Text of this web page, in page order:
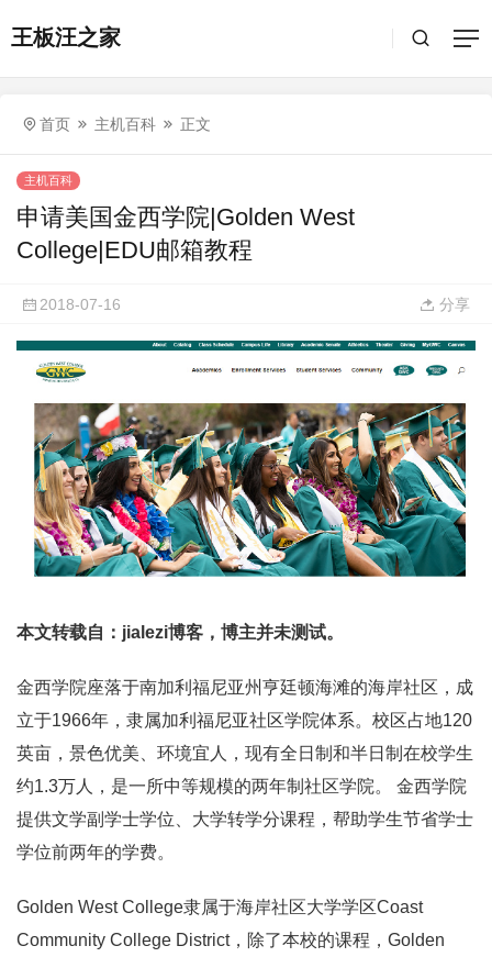
王板汪之家
首页 主机百科 正文
主机百科
申请美国金西学院|Golden West
College|EDU邮箱教程
2018-07-16 分享
本文转载自：jialezi博客，博主并未测试。
金西学院座落于南加利福尼亚州亨廷顿海滩的海岸社区，成
立于1966年，隶属加利福尼亚社区学院体系。校区占地120
英亩，景色优美、环境宜人，现有全日制和半日制在校学生
约1.3万人，是一所中等规模的两年制社区学院。 金西学院
提供文学副学士学位、大学转学分课程，帮助学生节省学士
学位前两年的学费。
Golden West College隶属于海岸社区大学学区Coast
Community College District，除了本校的课程，Golden